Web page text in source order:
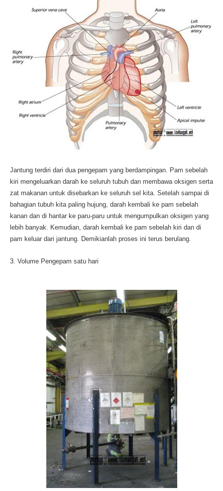
Jantung terdiri dari dua pengepam yang berdampingan. Pam sebelah
kiri mengeluarkan darah ke seluruh tubuh dan membawa oksigen serta
zat makanan untuk disebarkan ke seluruh sel kita. Setelah sampai di
bahagian tubuh kita paling hujung, darah kembali ke pam sebelah
kanan dan di hantar ke paru-paru untuk mengumpulkan oksigen yang
lebih banyak. Kemudian, darah kembali ke pam sebelah kiri dan di
pam keluar dari jantung. Demikianlah proses ini terus berulang.
3. Volume Pengepam satu hari